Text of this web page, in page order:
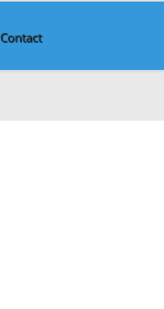
Contact